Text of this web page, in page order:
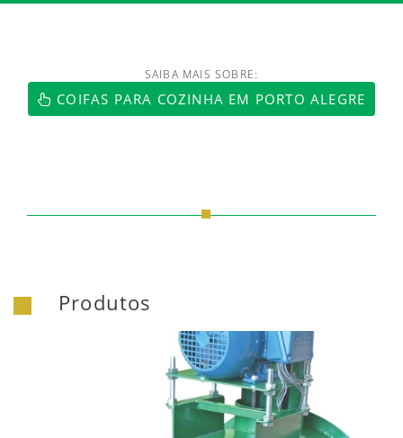
SAIBA MAIS SOBRE:
COIFAS PARA COZINHA EM PORTO ALEGRE
Produtos